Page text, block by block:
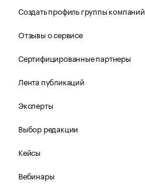
Создать профиль группы компаний
Отзывы о сервисе
Сертифицированные партнеры
Лента публикаций
Эксперты
Выбор редакции
Кейсы
Вебинары